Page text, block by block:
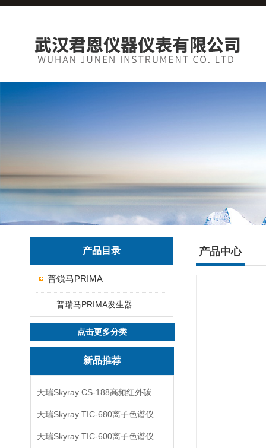
产品目录
普锐马PRIMA
普瑞马PRIMA发生器
点击更多分类
新品推荐
天瑞Skyray TIC-680离子色谱仪
天瑞Skyray TIC-600离子色谱仪
产品中心